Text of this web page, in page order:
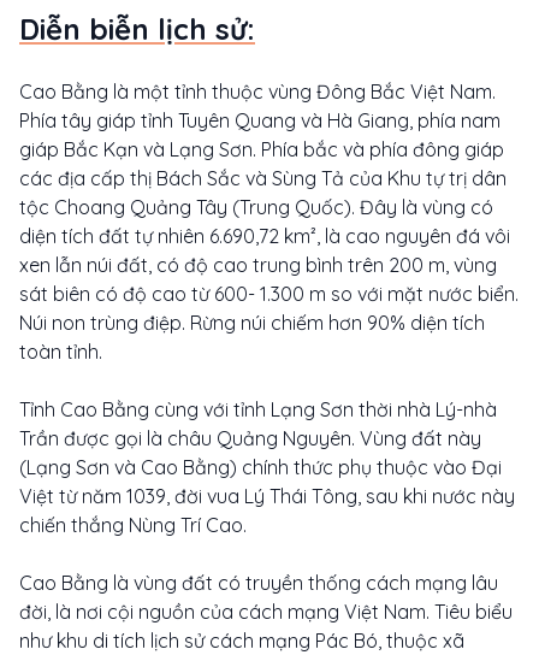
Diễn biễn lịch sử:
Cao Bằng là một tỉnh thuộc vùng Đông Bắc Việt Nam.
Phía tây giáp tỉnh Tuyên Quang và Hà Giang, phía nam
giáp Bắc Kạn và Lạng Sơn. Phía bắc và phía đông giáp
các địa cấp thị Bách Sắc và Sùng Tả của Khu tự trị dân
tộc Choang Quảng Tây (Trung Quốc). Đây là vùng có
diện tích đất tự nhiên 6.690,72 km², là cao nguyên đá vôi
xen lẫn núi đất, có độ cao trung bình trên 200 m, vùng
sát biên có độ cao từ 600- 1.300 m so với mặt nước biển.
Núi non trùng điệp. Rừng núi chiếm hơn 90% diện tích
toàn tỉnh.
Tỉnh Cao Bằng cùng với tỉnh Lạng Sơn thời nhà Lý-nhà
Trần được gọi là châu Quảng Nguyên. Vùng đất này
(Lạng Sơn và Cao Bằng) chính thức phụ thuộc vào Đại
Việt từ năm 1039, đời vua Lý Thái Tông, sau khi nước này
chiến thắng Nùng Trí Cao.
Cao Bằng là vùng đất có truyền thống cách mạng lâu
đời, là nơi cội nguồn của cách mạng Việt Nam. Tiêu biểu
như khu di tích lịch sử cách mạng Pác Bó, thuộc xã